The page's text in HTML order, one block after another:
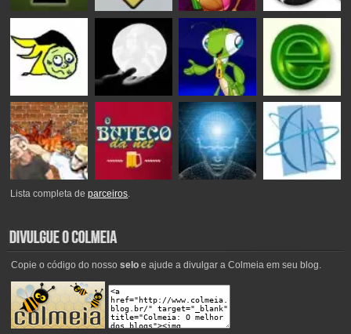
Lista completa deparceiros.
Copie o código do nosso seloe ajude a divulgar a Colmeia em seu blog.